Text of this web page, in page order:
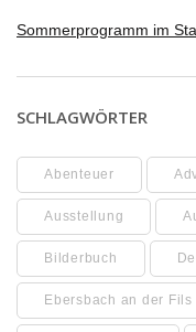
Sommerprogramm im
SCHLAGWÖRTER
Abenteuer
Ausstellung
Bilderbuch
Ebersbach an der Fils